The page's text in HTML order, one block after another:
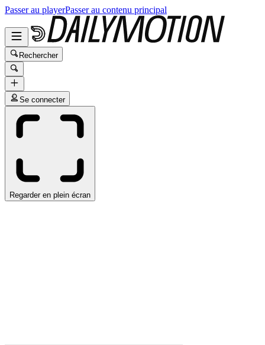
Passer au playerPasser au contenu principal
Rechercher
Se connecter
Regarder en plein écran